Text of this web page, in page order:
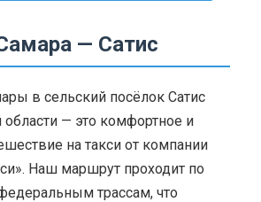
— Сатис
в сельский посёлок Сатис
— это комфортное и
на такси от компании
Наш маршрут проходит по
трассам, что